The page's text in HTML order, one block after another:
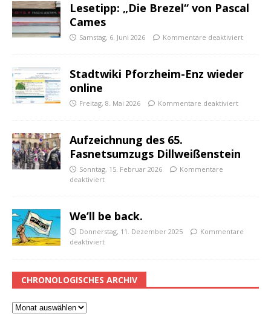
Lesetipp: „Die Brezel“ von Pascal
Cames
Samstag, 6. Juni 2026 Kommentare deaktiviert
Stadtwiki Pforzheim-Enz wieder
online
Freitag, 8. Mai 2026 Kommentare deaktiviert
Aufzeichnung des 65.
Fasnetsumzugs Dillweißenstein
Sonntag, 15. Februar 2026
Kommentare
deaktiviert
We’ll be back.
Donnerstag, 11. Dezember 2025
Kommentare
deaktiviert
CHRONOLOGISCHES ARCHIV